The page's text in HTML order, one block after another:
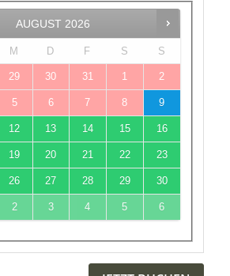
AUGUST 2026
M D F S S
29 30 31 1 2
5 6 7 8 9
12 13 14 15 16
19 20 21 22 23
26 27 28 29 30
2 3 4 5 6